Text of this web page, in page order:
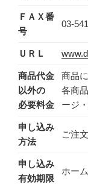
ＦＡＸ番
号
03-
ＵＲＬ
商品代金
以外の
必要料金
商品
各商
ージ
申し込み
方法
ご注
申し込み
有効期限
ホー